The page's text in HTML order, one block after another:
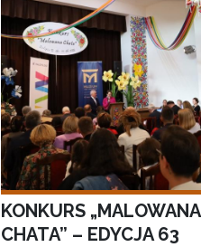
KONKURS „MALOWANA
CHATA” – EDYCJA 63